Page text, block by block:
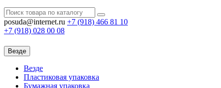
posuda@internet.ru +7 (918) 466 81 10
+7 (918) 028 00 08
Везде
Везде
Пластиковая упаковка
Бумажная упаковка